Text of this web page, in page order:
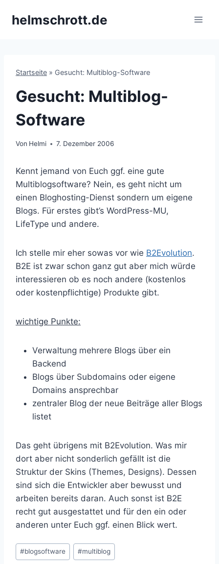
Inhalthelmschrott.de
Startseite » Gesucht: Multiblog-Software
Gesucht: Multiblog-
Software
Von Helmi 7. Dezember 2006
Kennt jemand von Euch ggf. eine gute
Multiblogsoftware? Nein, es geht nicht um
einen Bloghosting-Dienst sondern um eigene
Blogs. Für erstes gibt’s WordPress-MU,
LifeType und andere.
Ich stelle mir eher sowas vor wie B2Evolution.
B2E ist zwar schon ganz gut aber mich würde
interessieren ob es noch andere (kostenlos
oder kostenpflichtige) Produkte gibt.
wichtige Punkte:
Verwaltung mehrere Blogs über ein
Backend
Blogs über Subdomains oder eigene
Domains ansprechbar
zentraler Blog der neue Beiträge aller Blogs
listet
Das geht übrigens mit B2Evolution. Was mir
dort aber nicht sonderlich gefällt ist die
Struktur der Skins (Themes, Designs). Dessen
sind sich die Entwickler aber bewusst und
arbeiten bereits daran. Auch sonst ist B2E
recht gut ausgestattet und für den ein oder
anderen unter Euch ggf. einen Blick wert.
Schlagworte:
#blogsoftware #multiblog